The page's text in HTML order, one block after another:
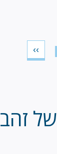
הדף
הבא
››
של זהב